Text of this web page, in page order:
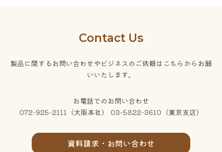
Contact Us
製品に関するお問い合わせやビジネスのご依頼はこちらからお願
いいたします。
お電話でのお問い合わせ
072-925-2111（大阪本社） 03-5822-3610（東京支店）
資料請求・お問い合わせ